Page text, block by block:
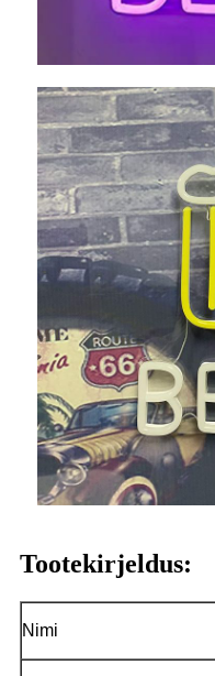
Tootekirjeldus:
Nimi